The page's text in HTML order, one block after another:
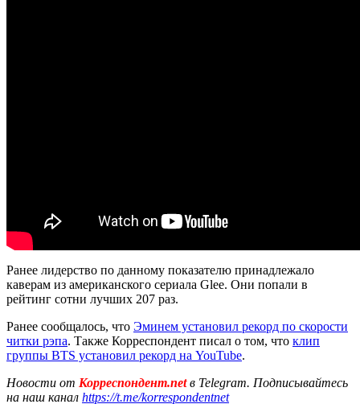
Ранее лидерство по данному показателю принадлежало
каверам из американского сериала Glee. Они попали в
рейтинг сотни лучших 207 раз.
Ранее сообщалось, что Эминем установил рекорд по скорости
читки рэпа. Также Корреспондент писал о том, что клип
группы BTS установил рекорд на YouTube.
Новости от Корреспондент.netв Telegram. Подписывайтесь
на наш канал https://t.me/korrespondentnet